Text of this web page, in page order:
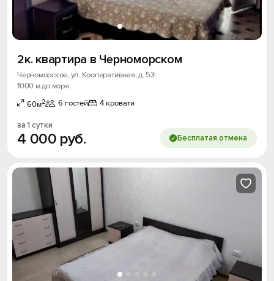
2к. квартира в Черноморском
Черноморское, ул. Кооперативная, д. 53
1000 м до моря
60м2 6 гостей 4 кровати
за 1 сутки
4 000 руб. Бесплатая отмена